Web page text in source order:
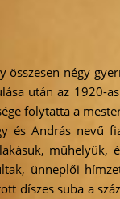
összesen négy
után az 1920-
folytatta a
és András nevű
műhelyük,
ünneplői
díszes suba a